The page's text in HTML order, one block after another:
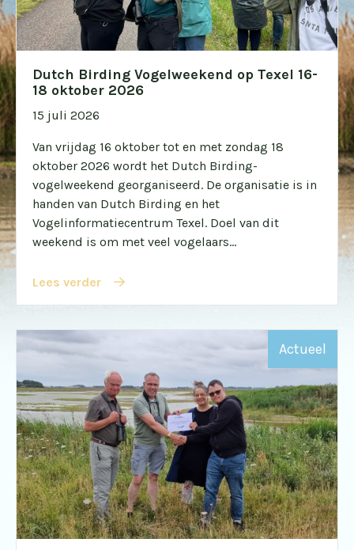
Dutch Birding Vogelweekend op Texel 16-
18 oktober 2026
15 juli 2026
Van vrijdag 16 oktober tot en met zondag 18
oktober 2026 wordt het Dutch Birding-
vogelweekend georganiseerd. De organisatie is in
handen van Dutch Birding en het
Vogelinformatiecentrum Texel. Doel van dit
weekend is om met veel vogelaars...
Lees verder
Actueel